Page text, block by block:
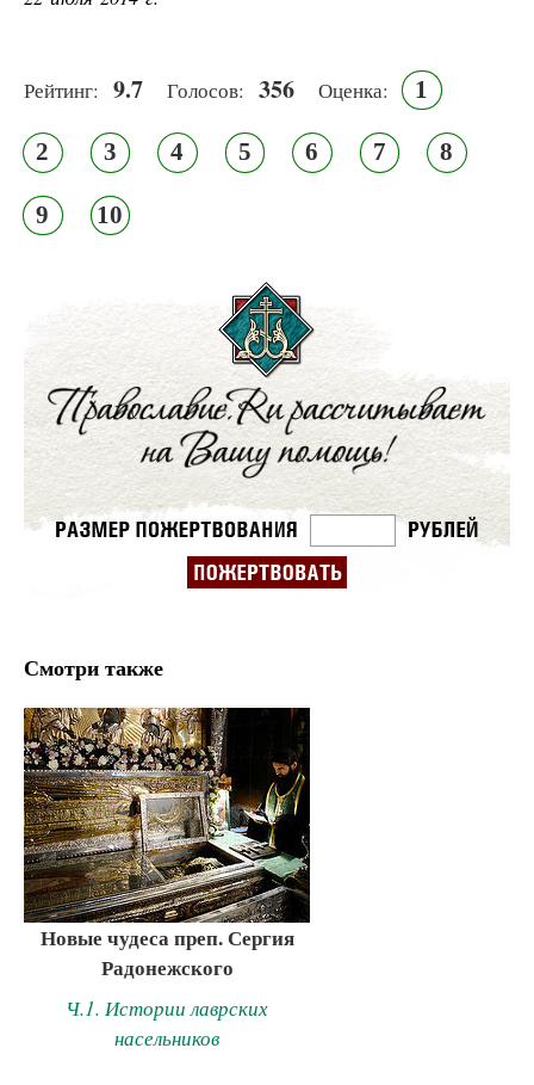
Рейтинг: 9.7 Голосов: 356 Оценка: 1
2 3 4 5 6 7 8
9 10
Смотри также
Новые чудеса преп. Сергия
Радонежского
Ч.1. Истории лаврских
насельников